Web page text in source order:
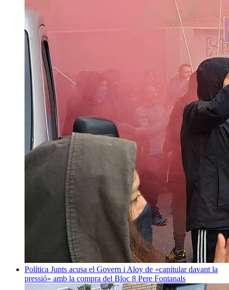
Política Junts acusa el Govern i Aloy de «capitular davant la
pressió» amb la compra del Bloc 8 Pere Fontanals